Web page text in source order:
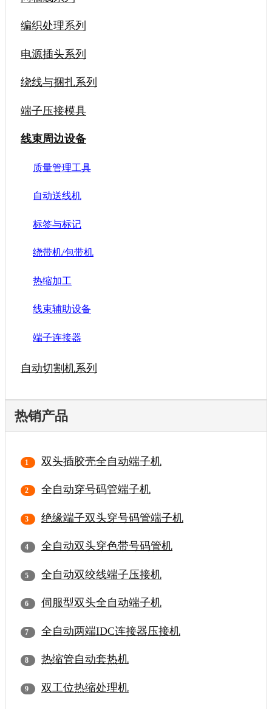
编织处理系列
电源插头系列
绕线与捆扎系列
端子压接模具
线束周边设备
质量管理工具
自动送线机
标签与标记
绕带机/包带机
热缩加工
线束辅助设备
端子连接器
自动切割机系列
热销产品
双头插胶壳全自动端子机
全自动穿号码管端子机
绝缘端子双头穿号码管端子机
全自动双头穿色带号码管机
全自动双绞线端子压接机
伺服型双头全自动端子机
全自动两端IDC连接器压接机
热缩管自动套热机
双工位热缩处理机